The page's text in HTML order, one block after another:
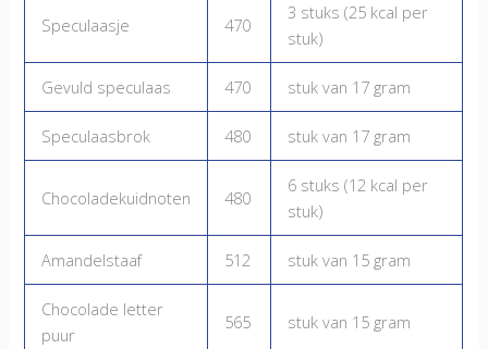
Speculaasje 470
3 stuks (25 kcal per
stuk)
Gevuld speculaas 470 stuk van 17 gram
Speculaasbrok 480 stuk van 17 gram
Chocoladekuidnoten 480
6 stuks (12 kcal per
stuk)
Amandelstaaf 512 stuk van 15 gram
Chocolade letter
puur
565 stuk van 15 gram